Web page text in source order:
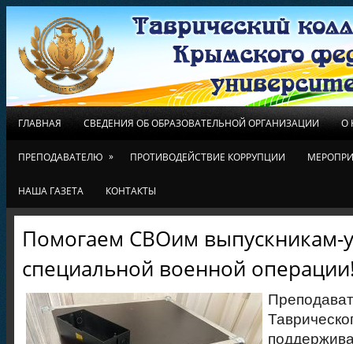
ГЛАВНАЯ СВЕДЕНИЯ ОБ ОБРАЗОВАТЕЛЬНОЙ ОРГАНИЗАЦИИ О
ПРЕПОДАВАТЕЛЮ » ПРОТИВОДЕЙСТВИЕ КОРРУПЦИИ
НАША ГАЗЕТА КОНТАКТЫ
Помогаем СВОим выпускникам-
специальной военной